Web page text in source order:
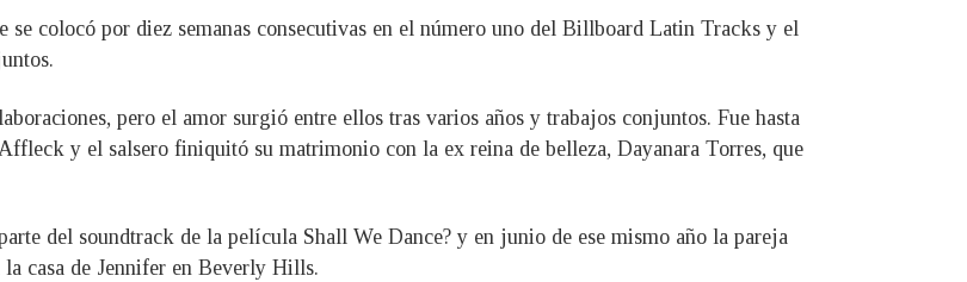
colocó por diez semanas consecutivas en el número uno del Billboard Latin Tracks y el
pero el amor surgió entre ellos tras varios años y trabajos conjuntos. Fue hasta
y el salsero finiquitó su matrimonio con la ex reina de belleza, Dayanara Torres, que
del soundtrack de la película Shall We Dance? y en junio de ese mismo año la pareja
casa de Jennifer en Beverly Hills.